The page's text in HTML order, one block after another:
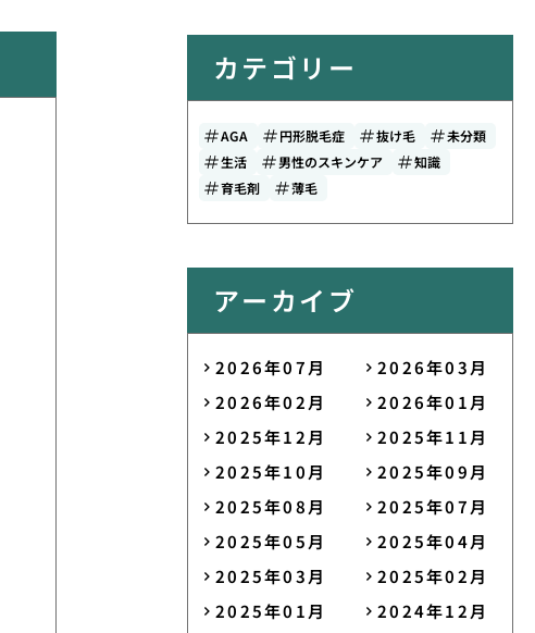
カテゴリー
AGA 円形脱毛症 抜け毛
未分類
生活
男性のスキンケア
知識
育毛剤
薄毛
アーカイブ
2026年07月
2026年03月
2026年02月
2026年01月
2025年12月
2025年11月
2025年10月
2025年09月
2025年08月
2025年07月
2025年05月
2025年04月
2025年03月
2025年02月
2025年01月
2024年12月